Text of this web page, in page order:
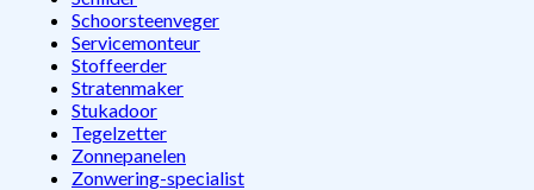
Schoorsteenveger
Servicemonteur
Stoffeerder
Stratenmaker
Stukadoor
Tegelzetter
Zonnepanelen
Zonwering-specialist